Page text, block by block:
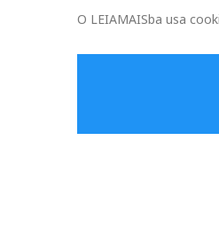
O LEIAMAISba usa